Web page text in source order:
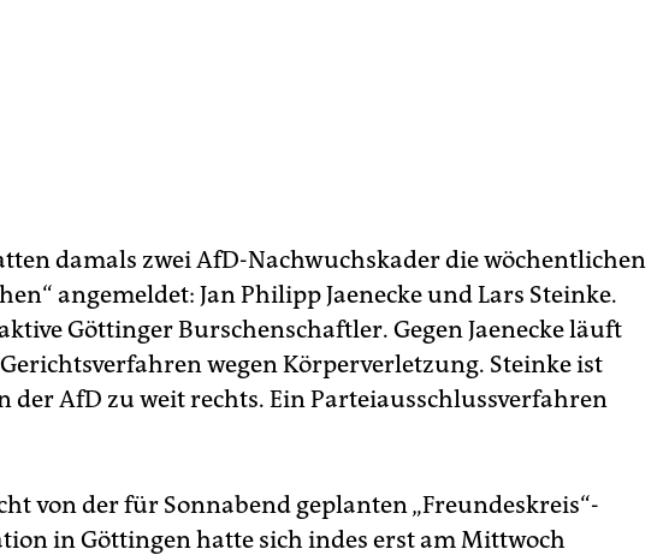
damals zwei AfD-Nachwuchskader die wöchentlichen
angemeldet: Jan Philipp Jaenecke und Lars Steinke.
Göttinger Burschenschaftler. Gegen Jaenecke läuft
wegen Körperverletzung. Steinke ist
der AfD zu weit rechts. Ein Parteiausschlussverfahren
von der für Sonnabend geplanten „Freundeskreis“-
in Göttingen hatte sich indes erst am Mittwoch